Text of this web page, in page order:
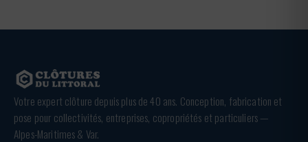
Votre expert clôture depuis plus de 40 ans. Conception, fabrication et
pose pour collectivités, entreprises, copropriétés et particuliers —
Alpes-Maritimes & Var.